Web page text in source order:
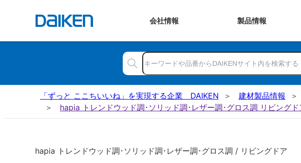
会社情報 製品情報
「ずっと ここちいいね」を実現する企業 DAIKEN 建材製品情報
hapia トレンドウッド調･ソリッド調･レザー調･グロス調 リビングド
hapia トレンドウッド調･ソリッド調･レザー調･グロス調 / リビングドア